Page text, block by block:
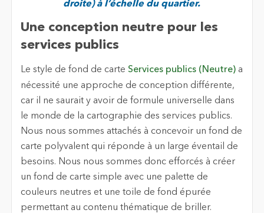
droite) à l’échelle du quartier.
Une conception neutre pour les
services publics
Le style de fond de carte Services publics (Neutre)a
nécessité une approche de conception différente,
car il ne saurait y avoir de formule universelle dans
le monde de la cartographie des services publics.
Nous nous sommes attachés à concevoir un fond de
carte polyvalent qui réponde à un large éventail de
besoins. Nous nous sommes donc efforcés à créer
un fond de carte simple avec une palette de
couleurs neutres et une toile de fond épurée
permettant au contenu thématique de briller.